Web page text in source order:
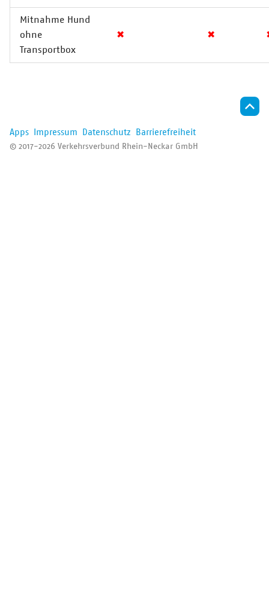
Mitnahme Hund
ohne
Transportbox
✖ ✖
Apps Impressum Datenschutz Barrierefreiheit
© 2017-2026 Verkehrsverbund Rhein-Neckar GmbH